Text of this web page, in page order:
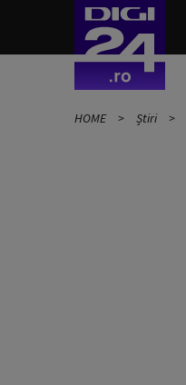
HOME Știri